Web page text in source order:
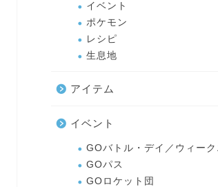
イベント
ポケモン
レシピ
生息地
アイテム
イベント
GOバトル・デイ／ウィーク
GOパス
GOロケット団